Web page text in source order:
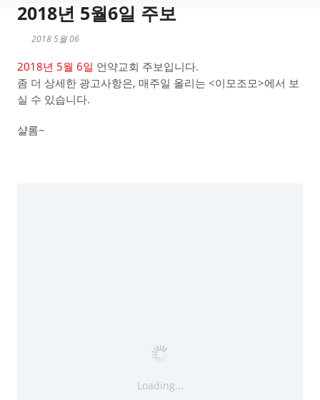
2018년 5월6일 주보
2018 5월 06
2018년 5월 6일 언약교회 주보입니다.
좀 더 상세한 광고사항은, 매주일 올리는 <이모조모>에서 보
실 수 있습니다.
샬롬~
Loading...